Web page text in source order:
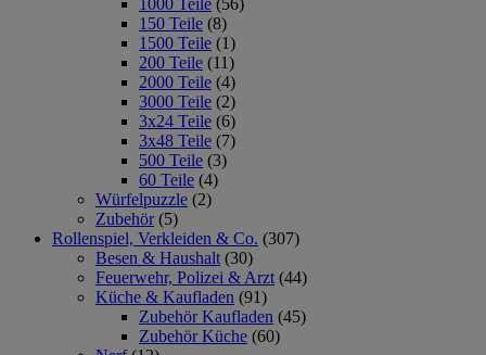
1000 Teile (56)
150 Teile (8)
1500 Teile (1)
200 Teile (11)
2000 Teile (4)
3000 Teile (2)
3x24 Teile (6)
3x48 Teile (7)
500 Teile (3)
60 Teile (4)
Würfelpuzzle (2)
Zubehör (5)
Rollenspiel, Verkleiden & Co. (307)
Besen & Haushalt (30)
Feuerwehr, Polizei & Arzt (44)
Küche & Kaufladen (91)
Zubehör Kaufladen (45)
Zubehör Küche (60)